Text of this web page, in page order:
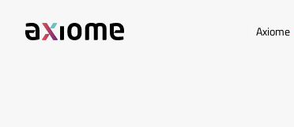
Axiome